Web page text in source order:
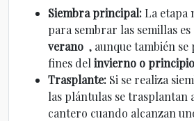
Siembra principal: La etapa
para sembrar las semillas
verano , aunque también se
fines del invierno o
Trasplante: Si se realiza
las plántulas se trasplantan
cantero cuando alcanzan